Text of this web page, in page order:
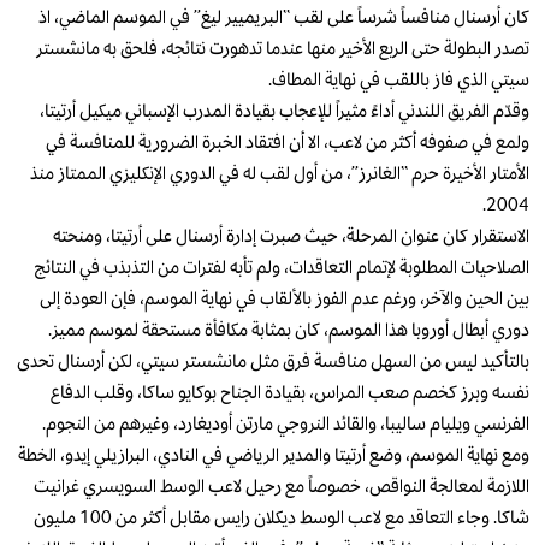
كان أرسنال منافساً شرساً على لقب “البريميير ليغ” في الموسم الماضي، اذ
تصدر البطولة حتى الربع الأخير منها عندما تدهورت نتائجه، فلحق به مانشستر
سيتي الذي فاز باللقب في نهاية المطاف.
وقدّم الفريق اللندني أداءً مثيراً للإعجاب بقيادة المدرب الإسباني ميكيل أرتيتا،
ولمع في صفوفه أكثر من لاعب، الا أن افتقاد الخبرة الضرورية للمنافسة في
الأمتار الأخيرة حرم “الغانرز”، من أول لقب له في الدوري الإنكليزي الممتاز منذ
2004.
الاستقرار كان عنوان المرحلة، حيث صبرت إدارة أرسنال على أرتيتا، ومنحته
الصلاحيات المطلوبة لإتمام التعاقدات، ولم تأبه لفترات من التذبذب في النتائج
بين الحين والآخر، ورغم عدم الفوز بالألقاب في نهاية الموسم، فإن العودة إلى
دوري أبطال أوروبا هذا الموسم، كان بمثابة مكافأة مستحقة لموسم مميز.
بالتأكيد ليس من السهل منافسة فرق مثل مانشستر سيتي، لكن أرسنال تحدى
نفسه وبرز كخصم صعب المراس، بقيادة الجناح بوكايو ساكا، وقلب الدفاع
الفرنسي ويليام ساليبا، والقائد النروجي مارتن أوديغارد، وغيرهم من النجوم.
ومع نهاية الموسم، وضع أرتيتا والمدير الرياضي في النادي، البرازيلي إيدو، الخطة
اللازمة لمعالجة النواقص، خصوصاً مع رحيل لاعب الوسط السويسري غرانيت
شاكا. وجاء التعاقد مع لاعب الوسط ديكلان رايس مقابل أكثر من 100 مليون